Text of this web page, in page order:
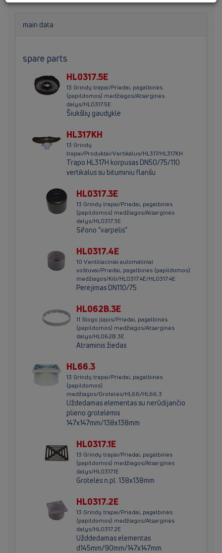
main data
spare parts
HL0317.5E
13 Grindų trapai/Priedai, pagalbinės
(papildomos) medžiagos/Atsarginės
dalys/HL0317.5E
Šiukšlių gaudyklė
HL317KH
13 Grindų
trapai/Produktai/Vertikalus/HL317/HL317KH
Trapo HL317H korpusas DN50/75/110
vertikalus su bituminiu flanšu
HL0317.3E
13 Grindų trapai/Priedai, pagalbinės
(papildomos) medžiagos/Atsarginės
dalys/HL0317.3E
Sifono "varpelis"
HL0317.4E
10 Ventiliaciniai automatiniai
voštuvai/Priedai, pagalbinės (papildomos)
medžiagos/Kiti/HL0317.4E/HL0317.4E
Perėjimas DN110/75
HL062B.3E
11 Stogo įlajos/Priedai, pagalbinės
(papildomos) medžiagos/Atsarginės
dalys/HL062B.3E
Atraminis žiedas
HL66.3
13 Grindų trapai/Priedai, pagalbinės
(papildomos)
medžiagos/Grotelės/HL66/HL66.3
Uždedamas elementas su nerūdijančio
plieno grotelėmis
147x147mm/138x138mm
HL0317.1E
13 Grindų trapai/Priedai, pagalbinės
(papildomos) medžiagos/Atsarginės
dalys/HL0317.1E
Grotelės n.pl. 138x138mm
HL0317.2E
13 Grindų trapai/Priedai, pagalbinės
(papildomos) medžiagos/Atsarginės
dalys/HL0317.2E
Užddedamas elementas
d145mm/90mm/147x147mm